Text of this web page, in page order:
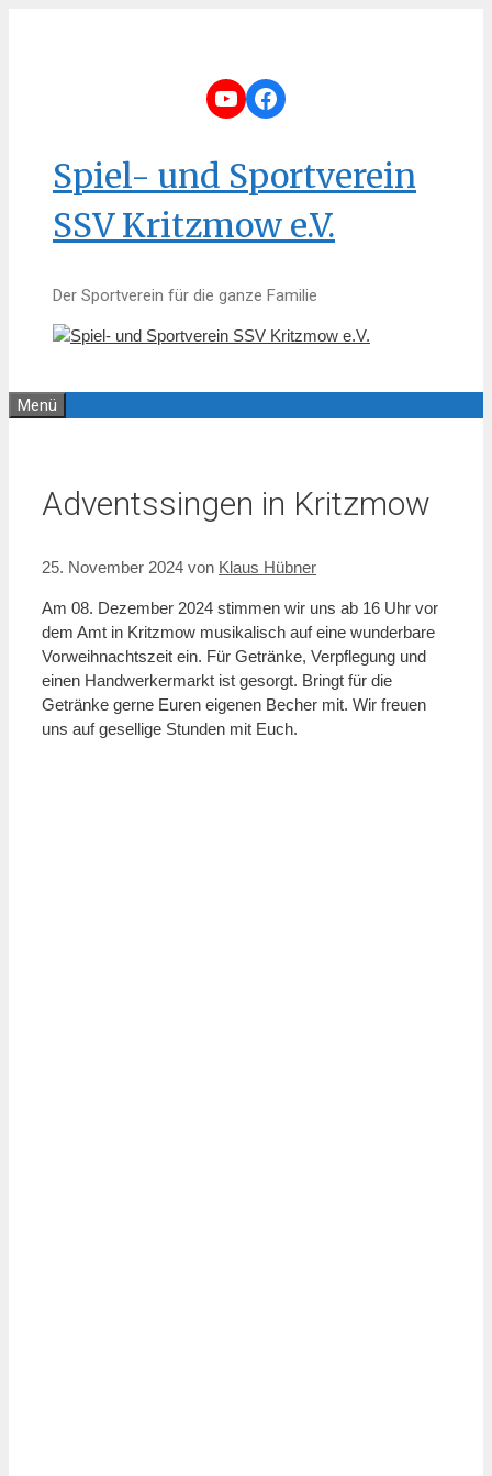
YouTube
Facebook
Spiel- und Sportverein
SSV Kritzmow e.V.
Der Sportverein für die ganze Familie
Menü
Adventssingen in Kritzmow
25. November 2024 von Klaus Hübner
Am 08. Dezember 2024 stimmen wir uns ab 16 Uhr vor
dem Amt in Kritzmow musikalisch auf eine wunderbare
Vorweihnachtszeit ein. Für Getränke, Verpflegung und
einen Handwerkermarkt ist gesorgt. Bringt für die
Getränke gerne Euren eigenen Becher mit. Wir freuen
uns auf gesellige Stunden mit Euch.